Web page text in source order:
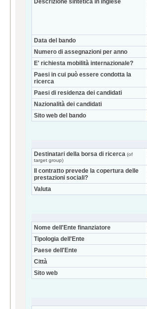
Descrizione sintetica in inglese
Data del bando
Numero di assegnazioni per anno
E' richiesta mobilità internazionale?
Paesi in cui può essere condotta la
ricerca
Paesi di residenza dei candidati
Nazionalità dei candidati
Sito web del bando
Destinatari della borsa di ricerca (of
target group)
Il contratto prevede la copertura delle
prestazioni sociali?
Valuta
Nome dell'Ente finanziatore
Tipologia dell'Ente
Paese dell'Ente
Città
Sito web